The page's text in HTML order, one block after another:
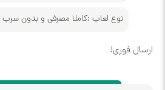
کاملا مصرفی و بدون سرب